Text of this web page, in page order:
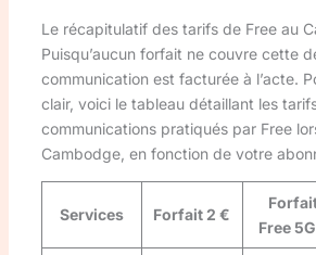
Le récapitulatif des tarifs de Free au
Puisqu’aucun forfait ne couvre cette
communication est facturée à l’acte.
clair, voici le tableau détaillant les
communications pratiqués par Free
Cambodge, en fonction de votre
Services Forfait 2 €
Free